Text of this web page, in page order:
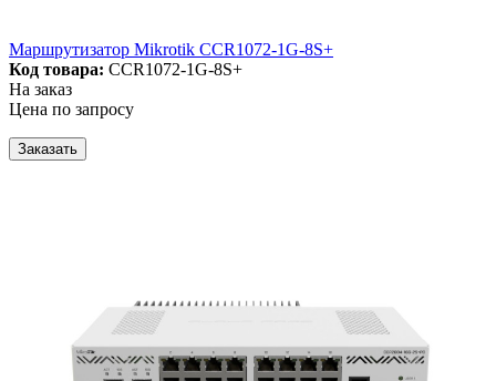
Маршрутизатор Mikrotik CCR1072-1G-8S+
Код товара: CCR1072-1G-8S+
На заказ
Цена по запросу
Заказать